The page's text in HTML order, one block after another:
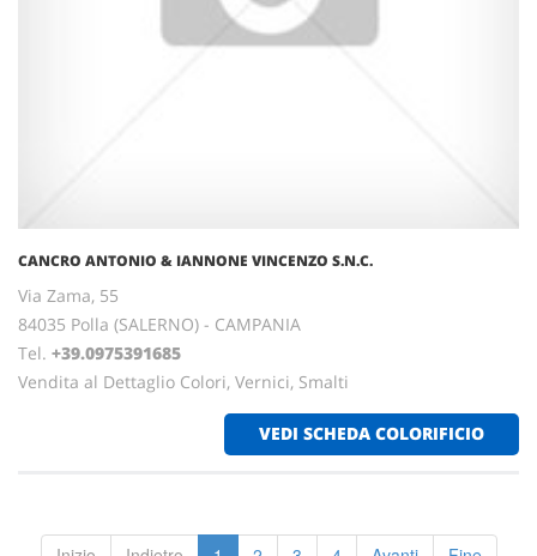
CANCRO ANTONIO & IANNONE VINCENZO S.N.C.
Via Zama, 55
84035 Polla (SALERNO) - CAMPANIA
Tel. +39.0975391685
Vendita al Dettaglio Colori, Vernici, Smalti
VEDI SCHEDA COLORIFICIO